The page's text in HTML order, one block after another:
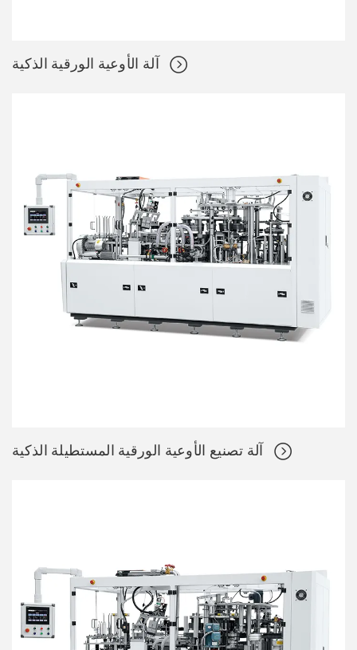
آلة الأوعية الورقية الذكية
آلة تصنيع الأوعية الورقية المستطيلة الذكية